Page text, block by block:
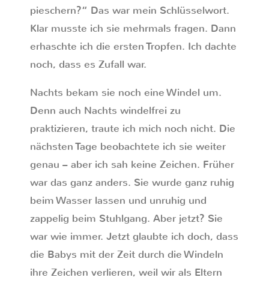
pieschern?“ Das war mein Schlüsselwort.
Klar musste ich sie mehrmals fragen. Dann
erhaschte ich die ersten Tropfen. Ich dachte
noch, dass es Zufall war.
Nachts bekam sie noch eine Windel um.
Denn auch Nachts windelfrei zu
praktizieren, traute ich mich noch nicht. Die
nächsten Tage beobachtete ich sie weiter
genau – aber ich sah keine Zeichen. Früher
war das ganz anders. Sie wurde ganz ruhig
beim Wasser lassen und unruhig und
zappelig beim Stuhlgang. Aber jetzt? Sie
war wie immer. Jetzt glaubte ich doch, dass
die Babys mit der Zeit durch die Windeln
ihre Zeichen verlieren, weil wir als Eltern